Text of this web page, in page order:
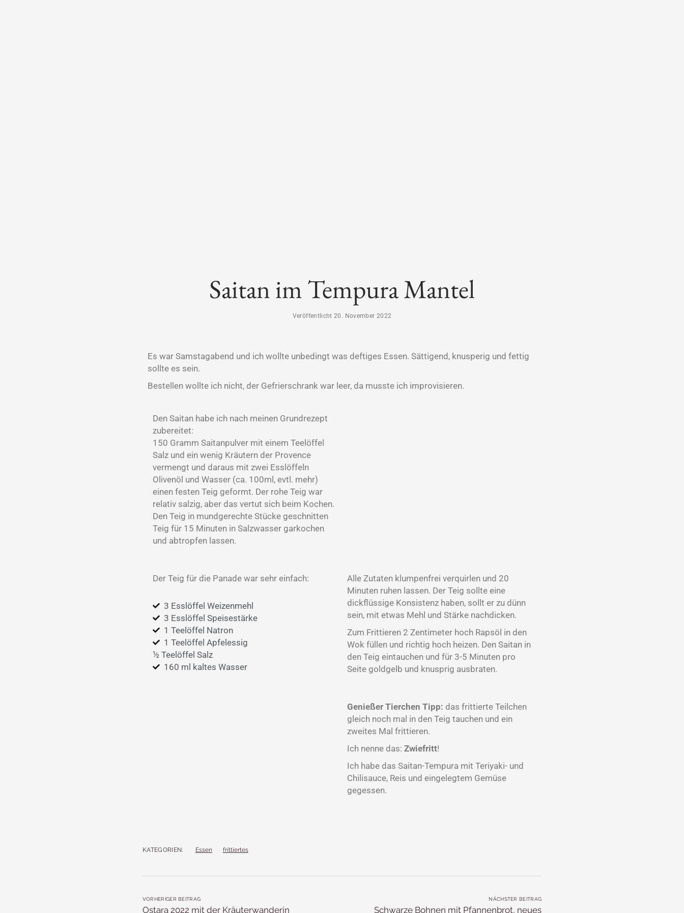
Saitan im Tempura Mantel
Veröffentlicht 20. November 2022
Es war Samstagabend und ich wollte unbedingt was deftiges Essen. Sättigend, knusperig und fettig
sollte es sein.
Bestellen wollte ich nicht, der Gefrierschrank war leer, da musste ich improvisieren.
Den Saitan habe ich nach meinen Grundrezept
zubereitet:
150 Gramm Saitanpulver mit einem Teelöffel
Salz und ein wenig Kräutern der Provence
vermengt und daraus mit zwei Esslöffeln
Olivenöl und Wasser (ca. 100ml, evtl. mehr)
einen festen Teig geformt. Der rohe Teig war
relativ salzig, aber das vertut sich beim Kochen.
Den Teig in mundgerechte Stücke geschnitten
Teig für 15 Minuten in Salzwasser garkochen
und abtropfen lassen.
Der Teig für die Panade war sehr einfach:
3 Esslöffel Weizenmehl
3 Esslöffel Speisestärke
1 Teelöffel Natron
1 Teelöffel Apfelessig
½ Teelöffel Salz
160 ml kaltes Wasser
Alle Zutaten klumpenfrei verquirlen und 20
Minuten ruhen lassen. Der Teig sollte eine
dickflüssige Konsistenz haben, sollt er zu dünn
sein, mit etwas Mehl und Stärke nachdicken.
Zum Frittieren 2 Zentimeter hoch Rapsöl in den
Wok füllen und richtig hoch heizen. Den Saitan in
den Teig eintauchen und für 3-5 Minuten pro
Seite goldgelb und knusprig ausbraten.
Genießer Tierchen Tipp: das frittierte Teilchen
gleich noch mal in den Teig tauchen und ein
zweites Mal frittieren.
Ich nenne das: Zwiefritt!
Ich habe das Saitan-Tempura mit Teriyaki- und
Chilisauce, Reis und eingelegtem Gemüse
gegessen.
KATEGORIEN: Essen frittiertes
VORHERIGER BEITRAG
Ostara 2022 mit der Kräuterwanderin
NÄCHSTER BEITRAG
Schwarze Bohnen mit Pfannenbrot, neues